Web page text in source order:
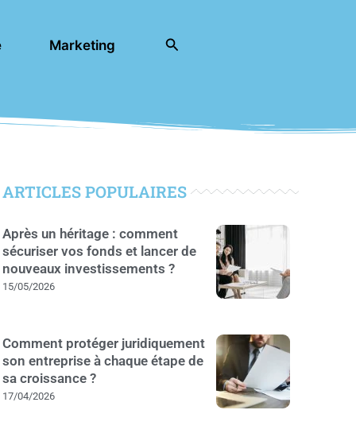
Marketing Rechercher
ARTICLES POPULAIRES
Après un héritage : comment
sécuriser vos fonds et lancer de
nouveaux investissements ?
15/05/2026
Comment protéger juridiquement
son entreprise à chaque étape de
sa croissance ?
17/04/2026